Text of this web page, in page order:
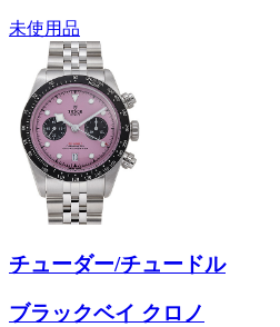
未使用品
チューダー/チュードル
ブラックベイ クロノ